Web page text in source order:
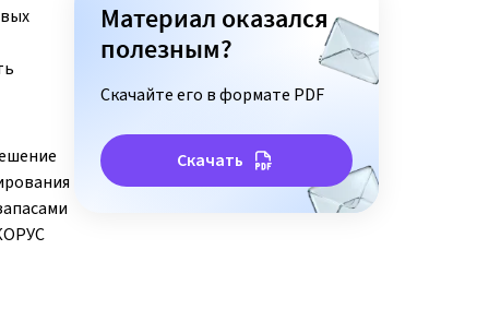
Материал оказался
полезным?
Скачайте его в формате PDF
Скачать